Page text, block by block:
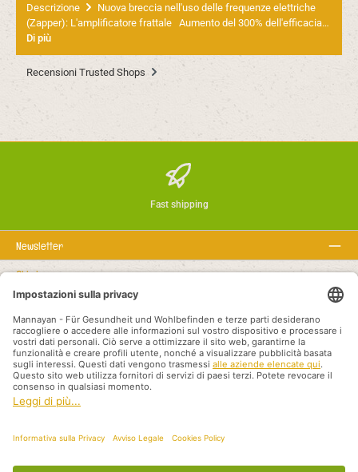
Descrizione
Nuova breccia nell'uso delle frequenze elettriche
(Zapper): L'amplificatore frattale Aumento del 300% dell'efficacia…
Di più
Recensioni Trusted Shops
Fast shipping
Newsletter
Chi siamo
Rechtstexte
Linea telefonica di assistenza
Recommended links
Payment methods